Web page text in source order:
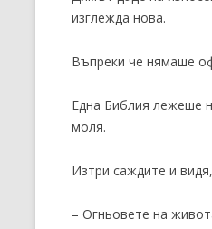
изглежда нова.
Въпреки че нямаше
Една Библия лежеше
моля.
Изтри саждите и
– Огньовете на